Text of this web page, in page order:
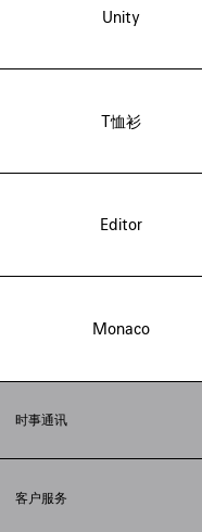
Unity
T恤衫
Editor
Monaco
时事通讯
客户服务